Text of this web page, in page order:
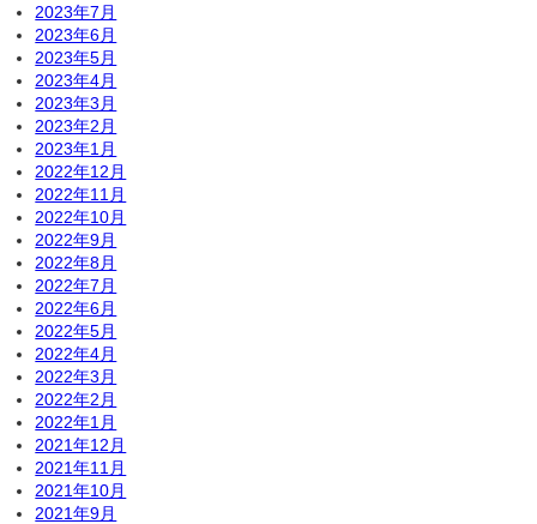
2023年7月
2023年6月
2023年5月
2023年4月
2023年3月
2023年2月
2023年1月
2022年12月
2022年11月
2022年10月
2022年9月
2022年8月
2022年7月
2022年6月
2022年5月
2022年4月
2022年3月
2022年2月
2022年1月
2021年12月
2021年11月
2021年10月
2021年9月